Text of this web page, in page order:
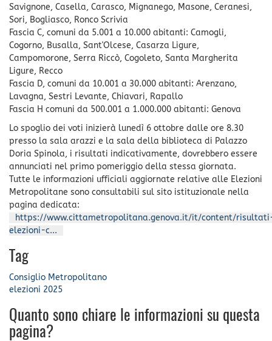
Savignone, Casella, Carasco, Mignanego, Masone, Ceranesi,
Sori, Bogliasco, Ronco Scrivia
Fascia C, comuni da 5.001 a 10.000 abitanti: Camogli,
Cogorno, Busalla, Sant'Olcese, Casarza Ligure,
Campomorone, Serra Riccò, Cogoleto, Santa Margherita
Ligure, Recco
Fascia D, comuni da 10.001 a 30.000 abitanti: Arenzano,
Lavagna, Sestri Levante, Chiavari, Rapallo
Fascia H comuni da 500.001 a 1.000.000 abitanti: Genova
Lo spoglio dei voti inizierà lunedì 6 ottobre dalle ore 8.30
presso la sala arazzi e la sala della biblioteca di Palazzo
Doria Spinola, i risultati indicativamente, dovrebbero essere
annunciati nel primo pomeriggio della stessa giornata.
Tutte le informazioni ufficiali aggiornate relative alle Elezioni
Metropolitane sono consultabili sul sito istituzionale nella
pagina dedicata:
https://www.cittametropolitana.genova.it/it/content/
elezioni-c...
Tag
Consiglio Metropolitano
elezioni 2025
Quanto sono chiare le informazioni su questa
pagina?